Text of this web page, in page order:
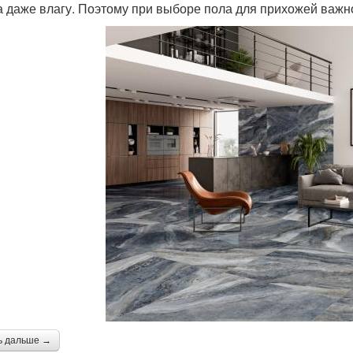
даже влагу. Поэтому при выборе пола для прихожей
дальше →